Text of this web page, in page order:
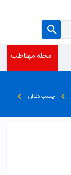
مجله مهتاطب
چسب دندان